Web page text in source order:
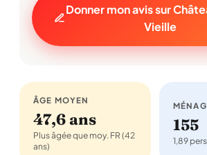
Donner mon avis sur
Vieille
ÂGE MOYEN
47,6 ans
Plus âgée que moy. FR (42
ans)
155
1,89